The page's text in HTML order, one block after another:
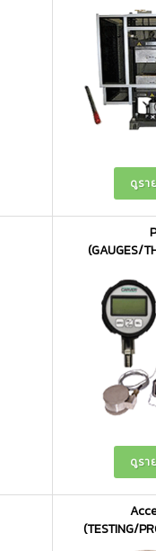
ดูรา
(GAUGES/
ดูรา
(TESTING/